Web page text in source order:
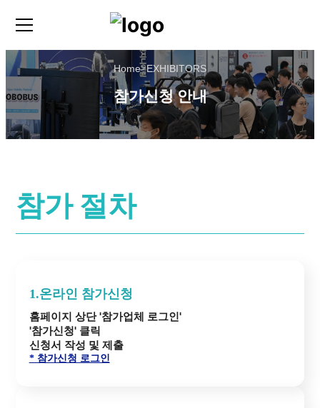
Home>EXHIBITORS
참가신청 안내
참가 절차
1.온라인 참가신청
홈페이지 상단 '참가업체 로그인'
'참가신청' 클릭
신청서 작성 및 제출
* 참가신청 로그인